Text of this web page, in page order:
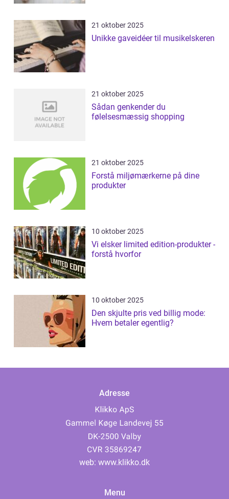
21 oktober 2025
Unikke gaveidéer til musikelskeren
21 oktober 2025
Sådan genkender du
følelsesmæssig shopping
21 oktober 2025
Forstå miljømærkerne på dine
produkter
10 oktober 2025
Vi elsker limited edition-produkter -
forstå hvorfor
10 oktober 2025
Den skjulte pris ved billig mode:
Hvem betaler egentlig?
Adresse
web: www.klikko.dk
Menu